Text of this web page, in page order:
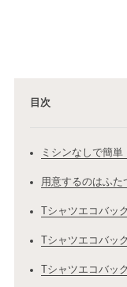
目次
ミシンなしで簡
用意するのはふ
Tシャツエコバッ
Tシャツエコバッ
Tシャツエコバッ